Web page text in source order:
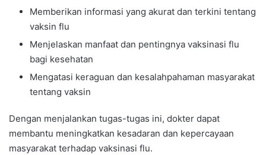
Memberikan informasi yang akurat dan terkini tentang
vaksin flu
Menjelaskan manfaat dan pentingnya vaksinasi flu
bagi kesehatan
Mengatasi keraguan dan kesalahpahaman masyarakat
tentang vaksin
Dengan menjalankan tugas-tugas ini, dokter dapat
membantu meningkatkan kesadaran dan kepercayaan
masyarakat terhadap vaksinasi flu.